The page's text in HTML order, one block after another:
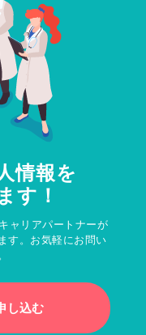
情報を
す！
ャリアパートナーが
す。お気軽にお問い
し込む